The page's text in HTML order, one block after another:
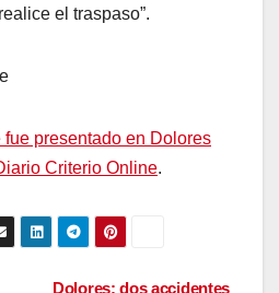
el traspaso”.
fue presentado en Dolores
Criterio Online.
Dolores: dos accidentes